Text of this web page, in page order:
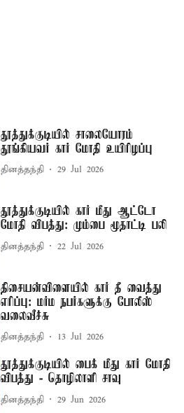
தூத்துக்குடியில் சாலையோரம்
தூங்கியவர் கார் மோதி உயிரிழப்பு
தினத்தந்தி 29 Jul 2026
தூத்துக்குடியில் கார் மீது ஆட்டோ
மோதி விபத்து: மும்பை மூதாட்டி பலி
தினத்தந்தி 22 Jul 2026
திசையன்விளையில் கார் தீ வைத்து
எரிப்பு: மர்ம நபர்களுக்கு போலீஸ்
வலைவீச்சு
தினத்தந்தி 13 Jul 2026
தூத்துக்குடியில் பைக் மீது கார் மோதி
விபத்து - தொழிலாளி சாவு
தினத்தந்தி 29 Jun 2026